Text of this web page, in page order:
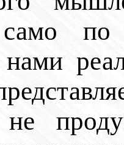
само
не